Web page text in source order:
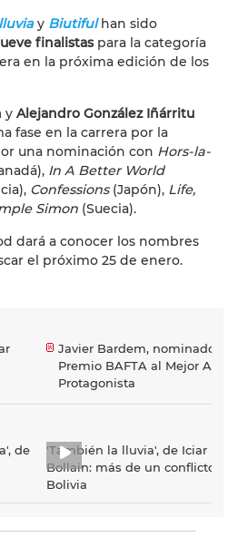
y Biutifulhan sido
finalistaspara la categoría
en la próxima edición de los
y Alejandro González Iñárritu
fase en la carrera por la
una nominación con Hors-la-
In A Better World
Confessions(Japón), Life,
Simon (Suecia).
dará a conocer los nombres
el próximo 25 de enero.
Javier Bardem, nominado
Premio BAFTA al Mejor
Protagonista
de
'También la lluvia', de Iciar
Bollaín: más de un conflicto,
Bolivia